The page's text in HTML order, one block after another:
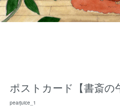
ポストカード【書斎の
pearjuice_1